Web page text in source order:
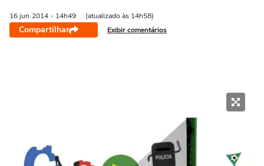
16 jun 2014 - 14h49 (atualizado às 14h58)
Compartilhar Exibir comentários